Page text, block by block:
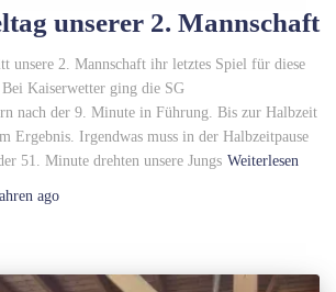
unserer 2. Mannschaft
unsere 2. Mannschaft ihr letztes Spiel für diese
Kaiserwetter ging die SG
nach der 9. Minute in Führung. Bis zur Halbzeit
Ergebnis. Irgendwas muss in der Halbzeitpause
51. Minute drehten unsere Jungs Weiterlesen
ago